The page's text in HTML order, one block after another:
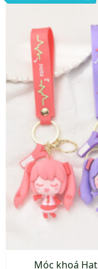
nhiều
Các
tùy
được
chọn
trên
trang
Móc khoá